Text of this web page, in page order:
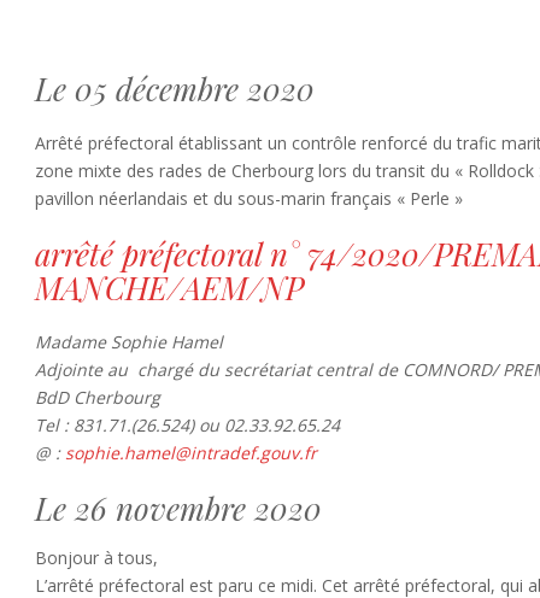
Le 05 décembre 2020
Arrêté préfectoral établissant un contrôle renforcé du trafic
zone mixte des rades de Cherbourg lors du transit du «
pavillon néerlandais et du sous-marin français « Perle »
arrêté préfectoral n° 74/2020/
MANCHE/AEM/NP
Madame Sophie Hamel
Adjointe au chargé du secrétariat central de COMNORD/
BdD Cherbourg
Tel : 831.71.(26.524) ou 02.33.92.65.24
@ : sophie.hamel@intradef.gouv.fr
Le 26 novembre 2020
Bonjour à tous,
L’arrêté préfectoral est paru ce midi. Cet arrêté préfectoral, qui